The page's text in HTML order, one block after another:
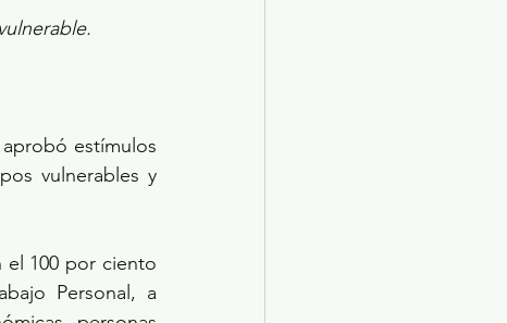
estímulos
vulnerables y
el 100 por ciento
Personal, a